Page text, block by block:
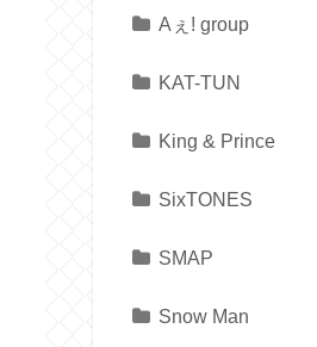
Aぇ! group
KAT-TUN
King & Prince
SixTONES
SMAP
Snow Man